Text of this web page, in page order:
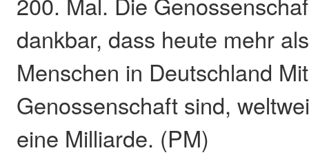
dankbar, dass heute mehr
Menschen in Deutschland
Genossenschaft sind,
eine Milliarde. (PM)